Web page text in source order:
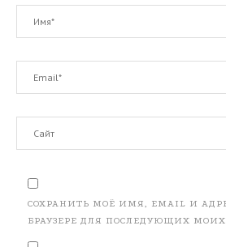
СОХРАНИТЬ МОЁ ИМЯ, EMAIL И
БРАУЗЕРЕ ДЛЯ ПОСЛЕДУЮЩИХ